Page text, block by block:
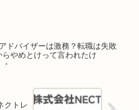
ドバイザーは激務？転職は失敗
らやめとけって言われたけ
クトレ